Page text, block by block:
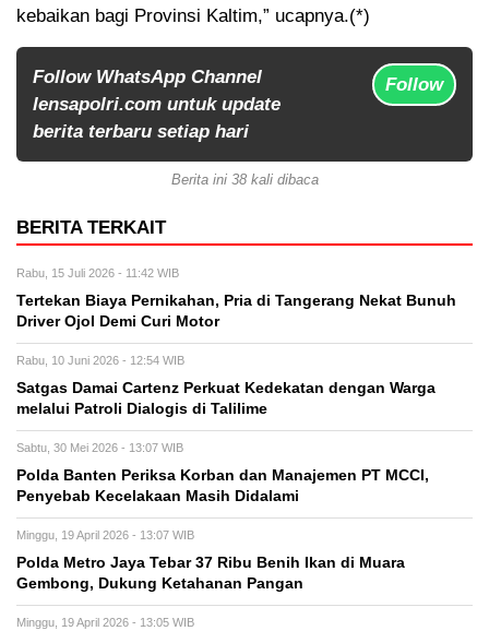
kebaikan bagi Provinsi Kaltim,” ucapnya.(*)
Follow WhatsApp Channel
lensapolri.com untuk update
berita terbaru setiap hari
Follow
Berita ini 38 kali dibaca
BERITA TERKAIT
Rabu, 15 Juli 2026 - 11:42 WIB
Tertekan Biaya Pernikahan, Pria di Tangerang Nekat Bunuh
Driver Ojol Demi Curi Motor
Rabu, 10 Juni 2026 - 12:54 WIB
Satgas Damai Cartenz Perkuat Kedekatan dengan Warga
melalui Patroli Dialogis di Talilime
Sabtu, 30 Mei 2026 - 13:07 WIB
Polda Banten Periksa Korban dan Manajemen PT MCCI,
Penyebab Kecelakaan Masih Didalami
Minggu, 19 April 2026 - 13:07 WIB
Polda Metro Jaya Tebar 37 Ribu Benih Ikan di Muara
Gembong, Dukung Ketahanan Pangan
Minggu, 19 April 2026 - 13:05 WIB